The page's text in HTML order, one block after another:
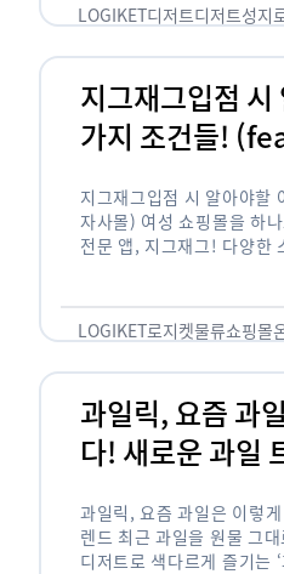
LOGIKET디저트디저트성지
지그재그입점 시
가지 조건들!
지그재그입점 시 알아야
자사몰) 여성 쇼핑몰을 하
전문 앱, 지그재그! 다양한
LOGIKET로지켓물류쇼핑몰
과일릭, 요즘 과
다! 새로운 과일
과일릭, 요즘 과일은 이렇
렌드 최근 과일을 원물 그
디저트로 색다르게 즐기는